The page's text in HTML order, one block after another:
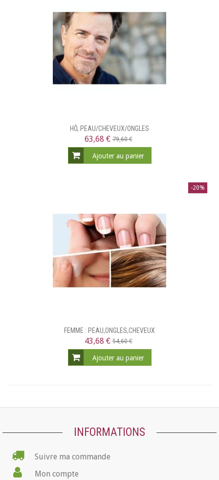
HÔ, PEAU/CHEVEUX/ONGLES
63,68 €79,60 €
Ajouter au panier
-20%
FEMME : PEAU,ONGLES,CHEVEUX
43,68 €54,60 €
Ajouter au panier
INFORMATIONS
Suivre ma commande
Mon compte